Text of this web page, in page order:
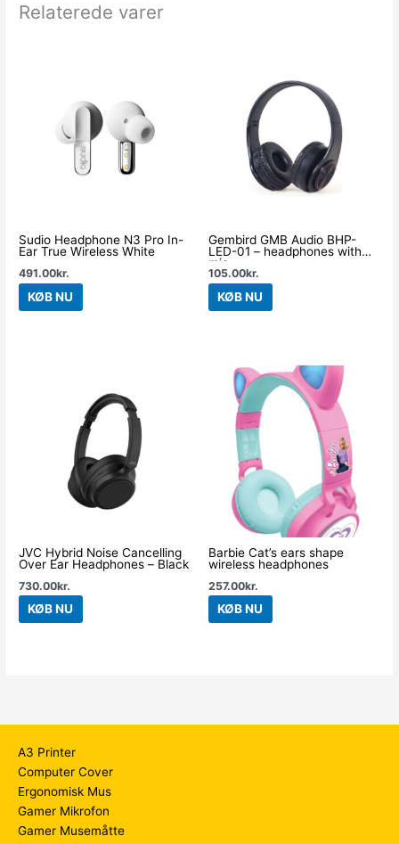
Relaterede varer
Sudio Headphone N3 Pro In-
Ear True Wireless White
491.00kr.
KØB NU
Gembird GMB Audio BHP-
LED-01 – headphones with
mic
105.00kr.
KØB NU
JVC Hybrid Noise Cancelling
Over Ear Headphones – Black
730.00kr.
KØB NU
Barbie Cat’s ears shape
wireless headphones
257.00kr.
KØB NU
A3 Printer
Computer Cover
Ergonomisk Mus
Gamer Mikrofon
Gamer Musemåtte